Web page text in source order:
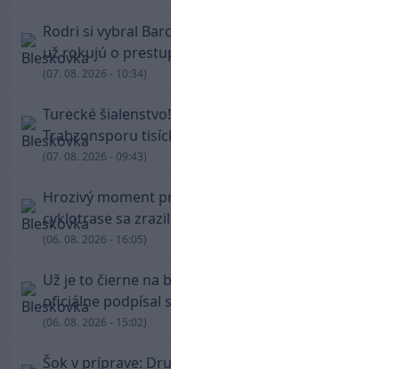
Rodri si vybral Barcelonu a odmietol Real. Kluby
už rokujú o prestupovej čiastke
(07. 08. 2026 - 10:34)
Turecké šialenstvo! Salaha vítali na štadióne
Trabzonsporu tisícky fanúšikov
(07. 08. 2026 - 09:43)
Hrozivý moment pre Zdena Cháru! Na
cyklotrase sa zrazil s bežcom
(06. 08. 2026 - 16:05)
Už je to čierne na bielom: Mohamed Salah
oficiálne podpísal s Trabzonsporom
(06. 08. 2026 - 15:02)
Šok v príprave: Druholigová Mallorca s